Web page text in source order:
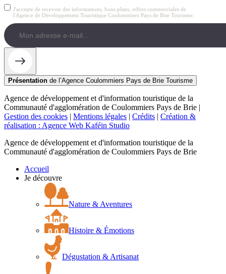
J'accepte de recevoir des informations, bons plans, offres commerciales de
l'Agence de Développement Touristique Coulommiers Pays de Brie Tourisme.
Présentation de l’Agence Coulommiers Pays de Brie Tourisme
Agence de développement et d'information touristique de la
Communauté d'agglomération de Coulommiers Pays de Brie |
Gestion des cookies | Mentions légales | Crédits | Création &
réalisation : Agence Web Kaféin Studio
Agence de développement et d'information touristique de la
Communauté d'agglomération de Coulommiers Pays de Brie
Accueil
Je découvre
Nature & Aventures
Histoire & Émotions
Dégustation & Artisanat